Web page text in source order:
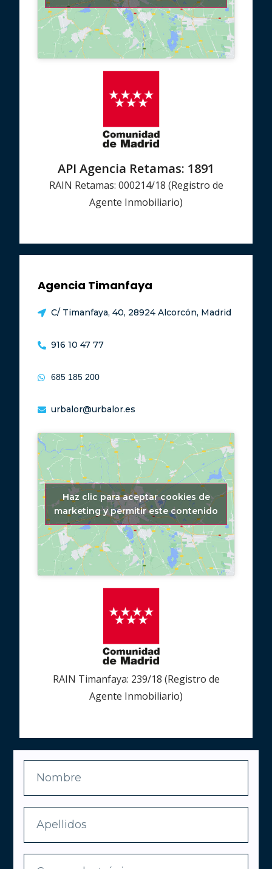
API Agencia Retamas: 1891
RAIN Retamas: 000214/18 (Registro de
Agente Inmobiliario)
Agencia Timanfaya
C/ Timanfaya, 40, 28924 Alcorcón, Madrid
916 10 47 77
685 185 200
urbalor@urbalor.es
Haz clic para aceptar cookies de
marketing y permitir este contenido
RAIN Timanfaya: 239/18 (Registro de
Agente Inmobiliario)